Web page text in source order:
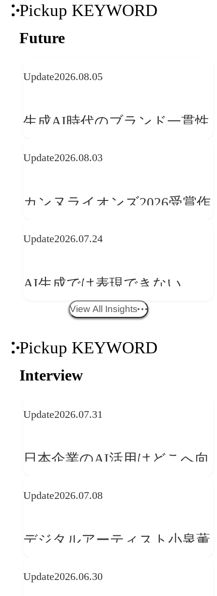
Pickup KEYWORD
Future
Update2026.08.05
生成AI時代のブランド一貫性
学ぶ「動的ブランディング」
Update2026.08.03
カンヌライオンズ2026受賞作
──「優れたブランド体験」
か
Update2026.07.24
AI生成では表現できない
WebGLのメリットと今後の展
View All Insights
Pickup KEYWORD
Interview
Update2026.07.31
日本企業のAI活用はどこへ向
レンドに見る「人間中心」へ
Update2026.07.08
デジタルアーティスト小泉薫
ークフロー設計と「ノイズと
Update2026.06.30